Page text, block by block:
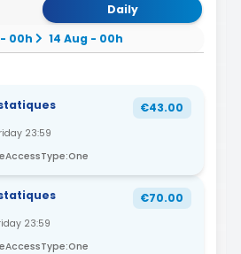
Daily
- 00h
14 Aug - 00h
€43.00
23:59
€70.00
23:59